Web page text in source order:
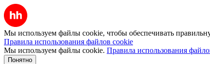
Мы используем файлы cookie, чтобы обеспечивать
Правила использования файлов cookie
Мы используем файлы cookie. Правила использования
Понятно